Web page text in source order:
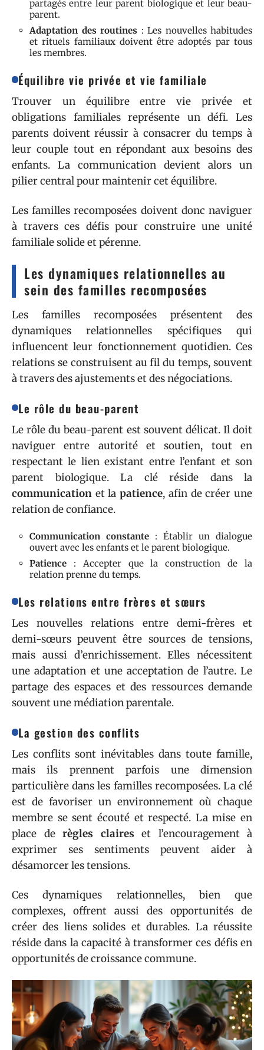
partagés entre leur parent biologique et leur beau-
parent.
Adaptation des routines : Les nouvelles habitudes
et rituels familiaux doivent être adoptés par tous
les membres.
Équilibre vie privée et vie familiale
Trouver un équilibre entre vie privée et
obligations familiales représente un défi. Les
parents doivent réussir à consacrer du temps à
leur couple tout en répondant aux besoins des
enfants. La communication devient alors un
pilier central pour maintenir cet équilibre.
Les familles recomposées doivent donc naviguer
à travers ces défis pour construire une unité
familiale solide et pérenne.
Les dynamiques relationnelles au
sein des familles recomposées
Les familles recomposées présentent des
dynamiques relationnelles spécifiques qui
influencent leur fonctionnement quotidien. Ces
relations se construisent au fil du temps, souvent
à travers des ajustements et des négociations.
Le rôle du beau-parent
Le rôle du beau-parent est souvent délicat. Il doit
naviguer entre autorité et soutien, tout en
respectant le lien existant entre l’enfant et son
parent biologique. La clé réside dans la
communication et lapatience, afin de créer une
relation de confiance.
Communication constante : Établir un dialogue
ouvert avec les enfants et le parent biologique.
Patience : Accepter que la construction de la
relation prenne du temps.
Les relations entre frères et sœurs
Les nouvelles relations entre demi-frères et
demi-sœurs peuvent être sources de tensions,
mais aussi d’enrichissement. Elles nécessitent
une adaptation et une acceptation de l’autre. Le
partage des espaces et des ressources demande
souvent une médiation parentale.
La gestion des conflits
Les conflits sont inévitables dans toute famille,
mais ils prennent parfois une dimension
particulière dans les familles recomposées. La clé
est de favoriser un environnement où chaque
membre se sent écouté et respecté. La mise en
place de règles claires et l’encouragement à
exprimer ses sentiments peuvent aider à
désamorcer les tensions.
Ces dynamiques relationnelles, bien que
complexes, offrent aussi des opportunités de
créer des liens solides et durables. La réussite
réside dans la capacité à transformer ces défis en
opportunités de croissance commune.